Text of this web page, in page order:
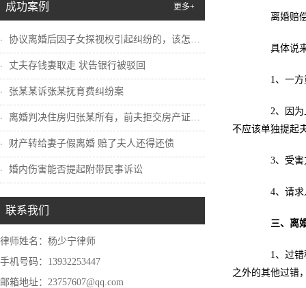
成功案例 更多+
协议离婚后因子女探视权引起纠纷的，该怎么...
丈夫存钱妻取走 状告银行被驳回
张某某诉张某抚育费纠纷案
离婚判决住房归张某所有，前夫拒交房产证怎...
财产转给妻子假离婚 赔了夫人还得还债
婚内伤害能否提起附带民事诉讼
联系我们
律师姓名：杨少宁律师
手机号码：13932253447
邮箱地址：23757607@qq.com
离婚赔偿
具体说来
1、一方重
2、因为上
不应该单独提起
3、受害方
4、请求
三、离
1、过错种
之外的其他过错